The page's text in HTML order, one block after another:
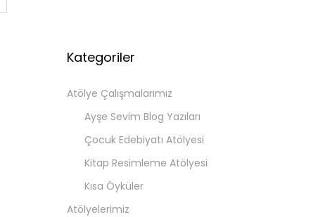
Kategoriler
Atölye Çalışmalarımız
Ayşe Sevim Blog Yazıları
Çocuk Edebiyatı Atölyesi
Kitap Resimleme Atölyesi
Kısa Öyküler
Atölyelerimiz